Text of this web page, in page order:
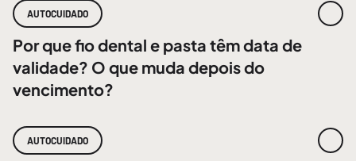
AUTOCUIDADO
Por que fio dental e pasta têm data de
validade? O que muda depois do
vencimento?
AUTOCUIDADO